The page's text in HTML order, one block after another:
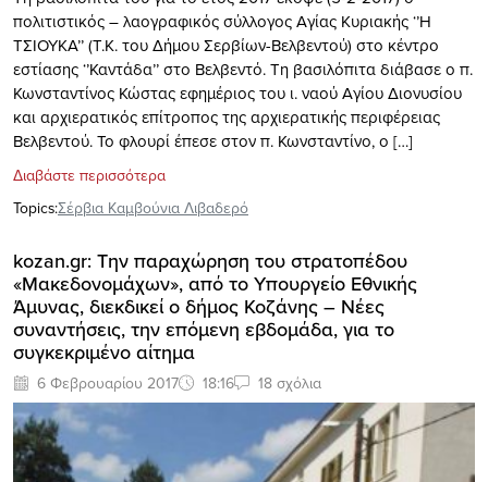
πολιτιστικός – λαογραφικός σύλλογος Αγίας Κυριακής ‘’Η
ΤΣΙΟΥΚΑ’’ (Τ.Κ. του Δήμου Σερβίων-Βελβεντού) στο κέντρο
εστίασης ‘’Καντάδα’’ στο Βελβεντό. Τη βασιλόπιτα διάβασε ο π.
Κωνσταντίνος Κώστας εφημέριος του ι. ναού Αγίου Διονυσίου
και αρχιερατικός επίτροπος της αρχιερατικής περιφέρειας
Βελβεντού. Το φλουρί έπεσε στον π. Κωνσταντίνο, ο […]
Διαβάστε περισσότερα
Topics:Σέρβια Καμβούνια Λιβαδερό
kozan.gr: Την παραχώρηση του στρατοπέδου
«Μακεδονομάχων», από το Υπουργείο Εθνικής
Άμυνας, διεκδικεί ο δήμος Κοζάνης – Νέες
συναντήσεις, την επόμενη εβδομάδα, για το
συγκεκριμένο αίτημα
6 Φεβρουαρίου 2017 18:16 18 σχόλια